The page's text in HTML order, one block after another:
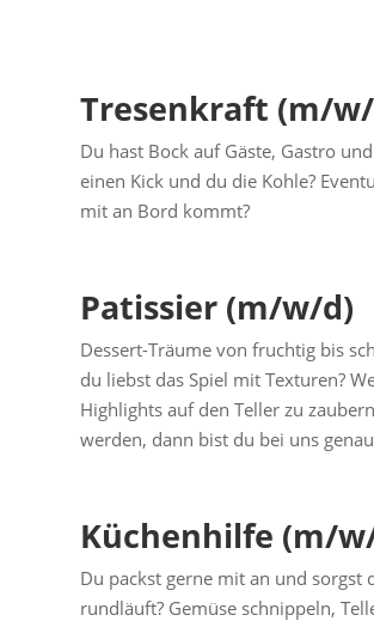
Tresenkraft (m/
Du hast Bock auf Gäste, Gastro
einen Kick und du die Kohle?
mit an Bord kommt?
Patissier (m/w/d)
Dessert-Träume von fruchtig bis
du liebst das Spiel mit Texturen?
Highlights auf den Teller zu
werden, dann bist du bei uns
Küchenhilfe (m/
Du packst gerne mit an und sorgst
rundläuft? Gemüse schnippeln,